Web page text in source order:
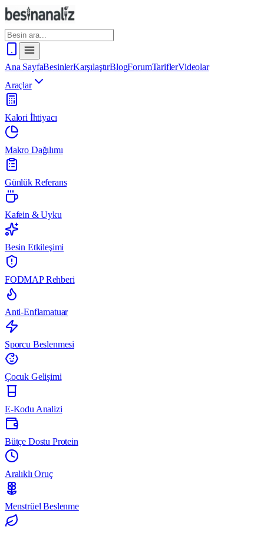
Ana SayfaBesinlerKarşılaştırBlogForumTariflerVideolar
Araçlar
Kalori İhtiyacı
Makro Dağılımı
Günlük Referans
Kafein & Uyku
Besin Etkileşimi
FODMAP Rehberi
Anti-Enflamatuar
Sporcu Beslenmesi
Çocuk Gelişimi
E-Kodu Analizi
Bütçe Dostu Protein
Aralıklı Oruç
Menstrüel Beslenme